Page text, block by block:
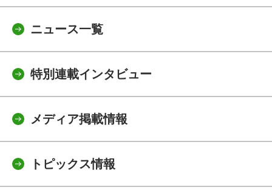
ニュース一覧
特別連載インタビュー
メディア掲載情報
トピックス情報